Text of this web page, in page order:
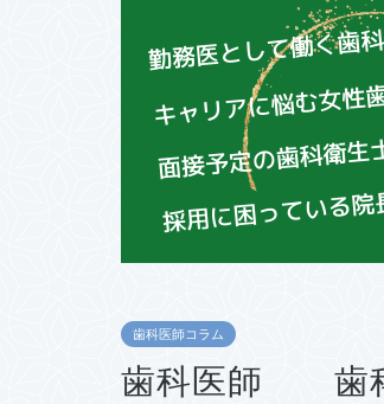
歯科医師コラム
歯科医師 歯科